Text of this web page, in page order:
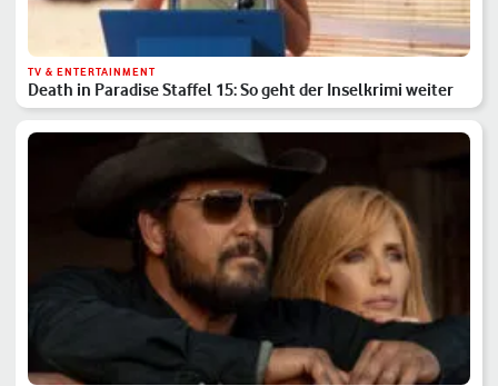
TV & ENTERTAINMENT
Death in Paradise Staffel 15: So geht der Inselkrimi weiter